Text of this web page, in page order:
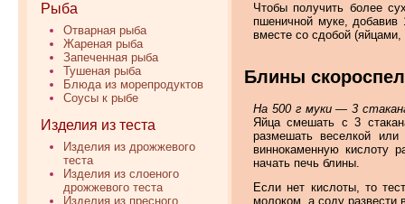
Рыба
Отварная рыба
Жареная рыба
Запеченная рыба
Тушеная рыба
Блюда из морепродуктов
Соусы к рыбе
Изделия из теста
Изделия из дрожжевого
теста
Изделия из слоеного
дрожжевого теста
Изделия из пресного
Чтобы получить более
пшеничной муке, добавив
вместе со сдобой
Блины
На 500 г муки — 3
Яйца смешать с 3
размешать веселкой
виннокаменную кислоту
начать печь блины.
Если нет кислоты, то
молоком, а соду развести